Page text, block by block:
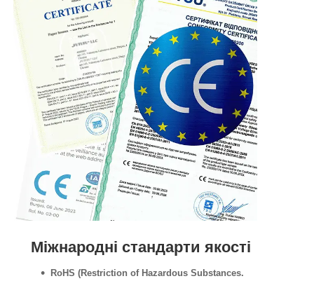
Міжнародні стандарти якості
RoHS (Restriction of Hazardous Substances.